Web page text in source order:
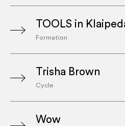
TOOLS in
Formation
Trisha Brown
Cycle
Wow